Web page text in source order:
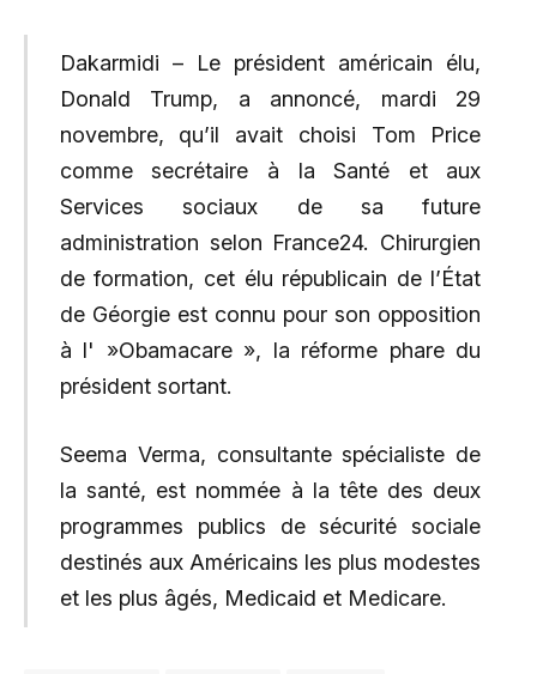
Dakarmidi – Le président américain élu,
Donald Trump, a annoncé, mardi 29
novembre, qu’il avait choisi Tom Price
comme secrétaire à la Santé et aux
Services sociaux de sa future
administration selon France24. Chirurgien
de formation, cet élu républicain de l’État
de Géorgie est connu pour son opposition
à l' »Obamacare », la réforme phare du
président sortant.
Seema Verma, consultante spécialiste de
la santé, est nommée à la tête des deux
programmes publics de sécurité sociale
destinés aux Américains les plus modestes
et les plus âgés, Medicaid et Medicare.